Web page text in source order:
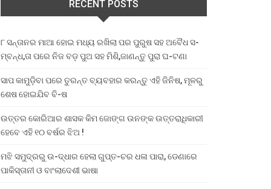
RECENT POSTS
୮ ସନ୍ତାନର ମାଆ ହୋଇ ମଧ୍ୟ ରଖିଲା ପର ପୁରୁଷ ସହ ଅବୈଧ ସ-
ମ୍ବନ୍ଧ,ତା ପରେ ନିଜ ବଡ଼ ପୁଅ ସହ ମିଶି,ଜାଣନ୍ତୁ ପୁରା ଘ-ଟଣା
ସାପ କାମୁଡ଼ିବା ପରେ ତୁରନ୍ତ ବ୍ୟବହାର କରନ୍ତୁ ଏହି ଜିନିଷ, ମୂଳରୁ
ଶେଷ ହୋଇଯିବ ବି-ଷ
ଉତ୍ତର କୋରିଆର ଶାସକ କିମ ଜୋଙ୍ଗ ଉନଙ୍କ ଉତ୍ତରାଧିକାରୀ
ହେବେ ଏହି ୧୦ ବର୍ଷର ଝିଅ !
ମଝି ସମୁଦ୍ରରୁ ଉ-ଦ୍ଧାର ହେଲା ଗୁପ୍ତ-ଚର ଧଳା ପାରା, ଡେଣାରେ
ପାକିସ୍ତାନୀ ଓ ବାଂଲାଦେଶୀ ଭାଷା